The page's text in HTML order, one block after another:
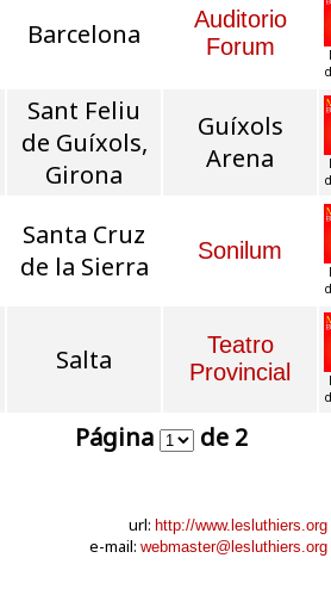
Barcelona
Auditorio
Forum
Sant Feliu
de Guíxols,
Girona
Guíxols
Arena
Santa Cruz
de la Sierra
Sonilum
Salta
Teatro
Provincial
Página de 2
url: http://www.lesluthiers.org
e-mail: webmaster@lesluthiers.org